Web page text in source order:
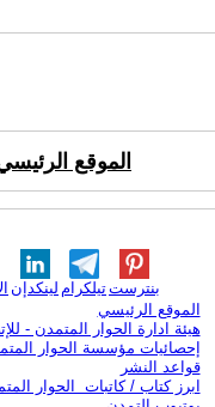
الموقع
لينكدإن تيلكرامبنترست
الموقع الرئيسي
هيئة ادارة الحوار المتمدن -
إحصائيات مؤسسة الحوار
قواعد النشر
ابرز كتاب / كاتبات الحوار